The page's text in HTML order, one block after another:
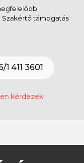
Szakértő támogatás
1 411 3601
kérdezek